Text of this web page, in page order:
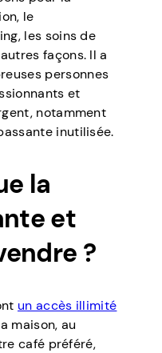
le
les soins de
façons. Il a
personnes
et
notamment
inutilisée.
la
et
?
un accès illimité
maison, au
café préféré,